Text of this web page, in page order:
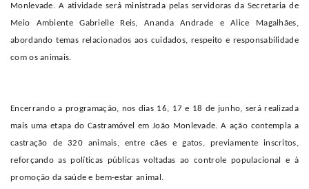
Monlevade. A atividade será ministrada pelas servidoras da Secretaria de
Meio Ambiente Gabrielle Reis, Ananda Andrade e Alice Magalhães,
abordando temas relacionados aos cuidados, respeito e responsabilidade
com os animais.
Encerrando a programação, nos dias 16, 17 e 18 de junho, será realizada
mais uma etapa do Castramóvel em João Monlevade. A ação contempla a
castração de 320 animais, entre cães e gatos, previamente inscritos,
reforçando as políticas públicas voltadas ao controle populacional e à
promoção da saúde e bem-estar animal.